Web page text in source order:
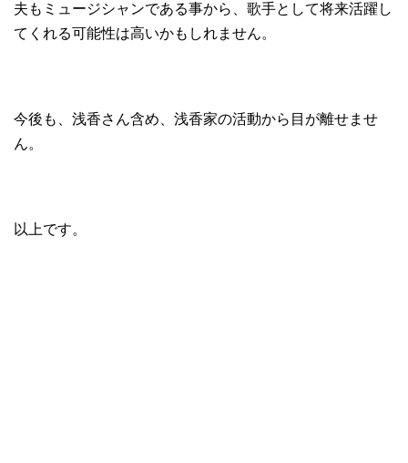
夫もミュージシャンである事から、歌手として将来活躍し
てくれる可能性は高いかもしれません。
今後も、浅香さん含め、浅香家の活動から目が離せませ
ん。
以上です。